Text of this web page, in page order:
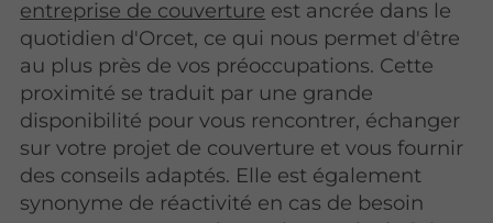
entreprise de couverture est ancrée dans le
quotidien d'Orcet, ce qui nous permet d'être
au plus près de vos préoccupations. Cette
proximité se traduit par une grande
disponibilité pour vous rencontrer, échanger
sur votre projet de couverture et vous fournir
des conseils adaptés. Elle est également
synonyme de réactivité en cas de besoin